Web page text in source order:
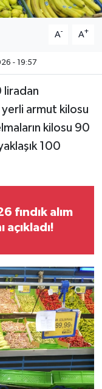
A- A+
- 19:57
liradan
armut kilosu
kilosu 90
100
fındık alım
açıkladı!